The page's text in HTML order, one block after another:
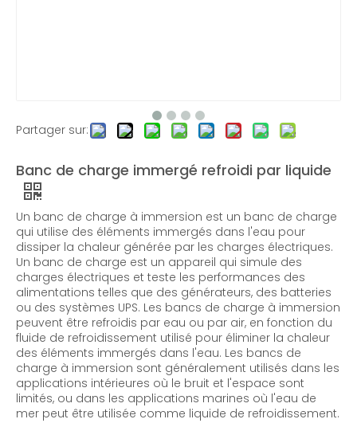
Partager sur:
Banc de charge immergé refroidi par liquide
Un banc de charge à immersion est un banc de charge
qui utilise des éléments immergés dans l'eau pour
dissiper la chaleur générée par les charges électriques.
Un banc de charge est un appareil qui simule des
charges électriques et teste les performances des
alimentations telles que des générateurs, des batteries
ou des systèmes UPS. Les bancs de charge à immersion
peuvent être refroidis par eau ou par air, en fonction du
fluide de refroidissement utilisé pour éliminer la chaleur
des éléments immergés dans l'eau. Les bancs de
charge à immersion sont généralement utilisés dans les
applications intérieures où le bruit et l'espace sont
limités, ou dans les applications marines où l'eau de
mer peut être utilisée comme liquide de refroidissement.